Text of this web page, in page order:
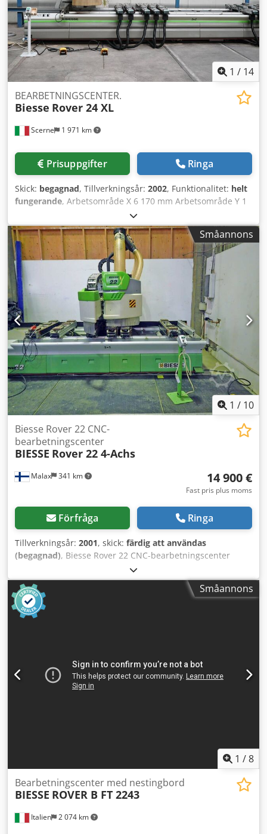
från lager. Behöver repareras: Handtag på traversbord,
rotation av ISO30-magasin på huvudet.
1 / 14
Scerne 1 971 km
BEARBETNINGSCENTER.
Biesse Rover 24 XL
Prisuppgifter Ringa
Skick: begagnad, Tillverkningsår: 2002, Funktionalitet: helt
fungerande, Arbetsområde X 6 170 mm Arbetsområde Y 1
380 mm Arbetsområde Z 155 mm Huvudmotor 7,5 kW Max
varvtal 24 000 varv/min Aggregathuvuden Dodpfx Aor E A U
Iogpeck 4:e axel C-axel Verktygsväxlare med 10 positioner
Vertikala borrhuvuden 20 Horisontella borrspindlar X 6
Horisontella borrspindlar Y 2 Armstruktur Arbetsyta
Konsolbord Antal balkar 10 Positioneringshjälp
Vakuumpumpkapacitet 2 x 125 m³/h Spåntransportör
Småannons
1 / 10
Malax 341 km
Biesse Rover 22 CNC-
bearbetningscenter
BIESSE Rover 22 4-Achs
14 900 €
Fast pris plus moms
Förfråga Ringa
Tillverkningsår: 2001, skick: färdig att användas
(begagnad), Biesse Rover 22 CNC-bearbetningscenter
Tillverkningsår: 2001 SN: 07498 Arbetsområde 4 axlar X-
axel: 3060 mm Y-axel: 1080 mm Z-axel: 155 mm 6 konsoler
med 18 vakuumsugkoppsfästen 4 pneumatiska
bakelitstänger för upplyft av skivan Vertikal elektromotor
7,5 kW med automatisk verktygsväxling, ISO 30-kona
vertikalt i Y-axel 4 horisontellt i X-axel 2 horisontellt i Y-axel
Spårsåg 120 mm Säkerhetsfotmattor 110 m3/h
vakuumpump CE-märkt Vikt: 3500 kg Teknisk information
Småannons
1 /8
Italien 2 074 km
Bearbetningscenter med nestingbord
BIESSE ROVER B FT 2243